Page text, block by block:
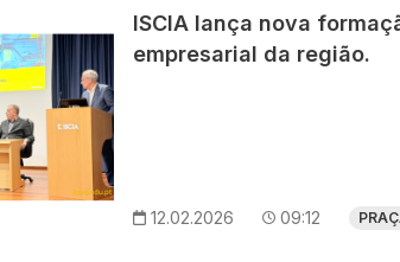
ISCIA lança nova
empresarial da região.
12.02.2026 09:12